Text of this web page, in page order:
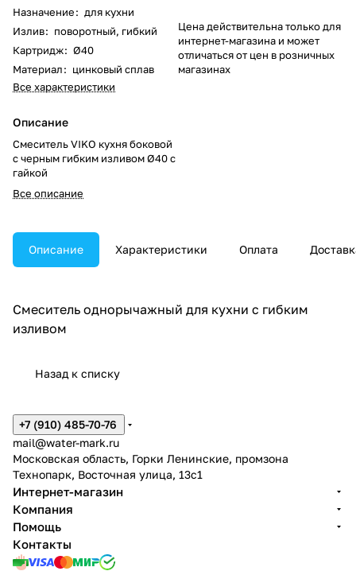
Назначение: для кухни
Излив: поворотный, гибкий
Картридж: Ø40
Материал: цинковый сплав
Все характеристики
Описание
Смеситель VIKO кухня боковой
с черным гибким изливом Ø40 с
гайкой
Все описание
Цена действительна только для
интернет-магазина и может
отличаться от цен в розничных
магазинах
Описание Характеристики Оплата
Смеситель однорычажный для кухни с гибким
изливом
Назад к списку
+7 (910) 485-70-76
mail@water-mark.ru
Московская область, Горки Ленинские, промзона
Технопарк, Восточная улица, 13с1
Интернет-магазин
Компания
Помощь
Контакты